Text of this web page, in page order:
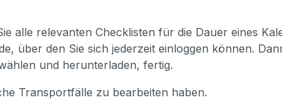
alle relevanten Checklisten für die Dauer eines
über den Sie sich jederzeit einloggen können.
und herunterladen, fertig.
Transportfälle zu bearbeiten haben.